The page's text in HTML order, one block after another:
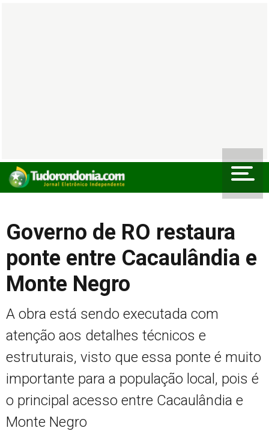
Governo de RO restaura
ponte entre Cacaulândia e
Monte Negro
A obra está sendo executada com
atenção aos detalhes técnicos e
estruturais, visto que essa ponte é muito
importante para a população local, pois é
o principal acesso entre Cacaulândia e
Monte Negro